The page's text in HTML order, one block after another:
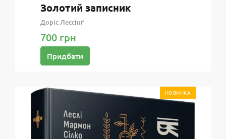
Золотий записник
Доріс Лессінґ
700 грн
Придбати
НОВИНКА